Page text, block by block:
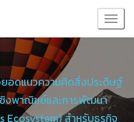
อดแนวความคิดสิ่งประดิษฐ์
งพาณิชย์และการพัฒนา
Ecosystem) สำหรับธุรกิจ